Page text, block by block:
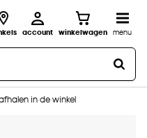
account winkelwagen menu
in de winkel
inmeten aan huis